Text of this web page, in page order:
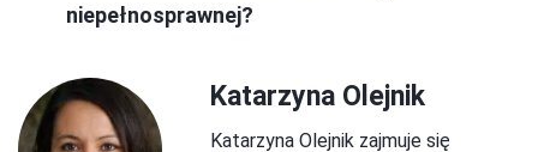
niepełnosprawnej?
Katarzyna Olejnik
Katarzyna Olejnik zajmuje się